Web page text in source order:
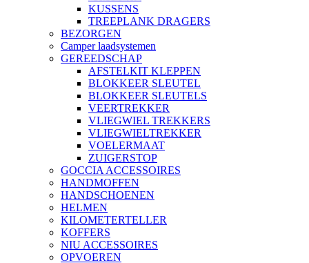
KUSSENS
TREEPLANK DRAGERS
BEZORGEN
Camper laadsystemen
GEREEDSCHAP
AFSTELKIT KLEPPEN
BLOKKEER SLEUTEL
BLOKKEER SLEUTELS
VEERTREKKER
VLIEGWIEL TREKKERS
VLIEGWIELTREKKER
VOELERMAAT
ZUIGERSTOP
GOCCIA ACCESSOIRES
HANDMOFFEN
HANDSCHOENEN
HELMEN
KILOMETERTELLER
KOFFERS
NIU ACCESSOIRES
OPVOEREN